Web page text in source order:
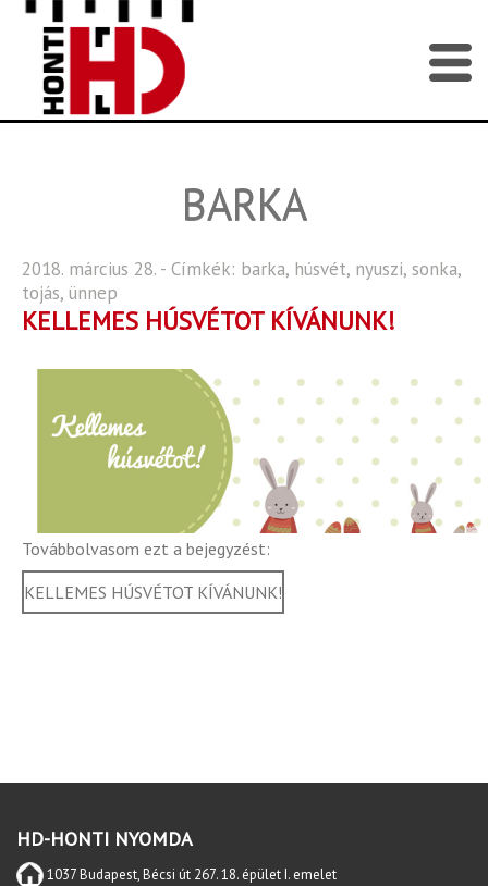
BARKA
2018. március 28. - Címkék: barka, húsvét, nyuszi, sonka,
tojás, ünnep
KELLEMES HÚSVÉTOT KÍVÁNUNK!
Továbbolvasom ezt a bejegyzést:
KELLEMES HÚSVÉTOT KÍVÁNUNK!
HD-HONTI NYOMDA
1037 Budapest, Bécsi út 267. 18. épület I. emelet